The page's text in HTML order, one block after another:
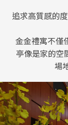
追求高質感的
金金禮寓不僅
亭像是家的空
場